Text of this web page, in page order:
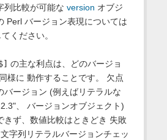
列比較が可能な version オブジ
Perl バージョン表現については
ください。
の主な利点は、どのバージョ
様に 動作することです。 欠点
バージョン (例えばリテラルな
、 バージョンオブジェクト)
きず、数値比較はときどき 失敗
字列リテラルバージョンチェッ